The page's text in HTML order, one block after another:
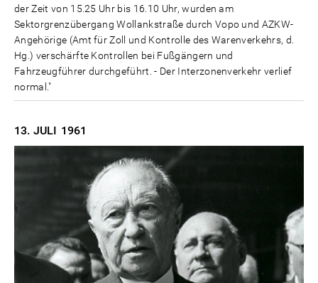
der Zeit von 15.25 Uhr bis 16.10 Uhr, wurden am
Sektorgrenzübergang Wollankstraße durch Vopo und AZKW-
Angehörige (Amt für Zoll und Kontrolle des Warenverkehrs, d.
Hg.) verschärfte Kontrollen bei Fußgängern und
Fahrzeugführer durchgeführt. - Der Interzonenverkehr verlief
normal."
13. JULI 1961